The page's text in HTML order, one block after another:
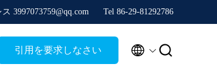
3997073759@qq.com Tel 86-29-81292786
引用を要求しなさい  